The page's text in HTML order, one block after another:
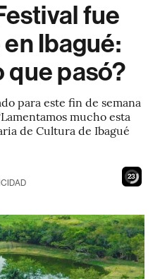
fue
Ibagué:
que pasó?
para este fin de semana
mucho esta
de Cultura de Ibagué
22